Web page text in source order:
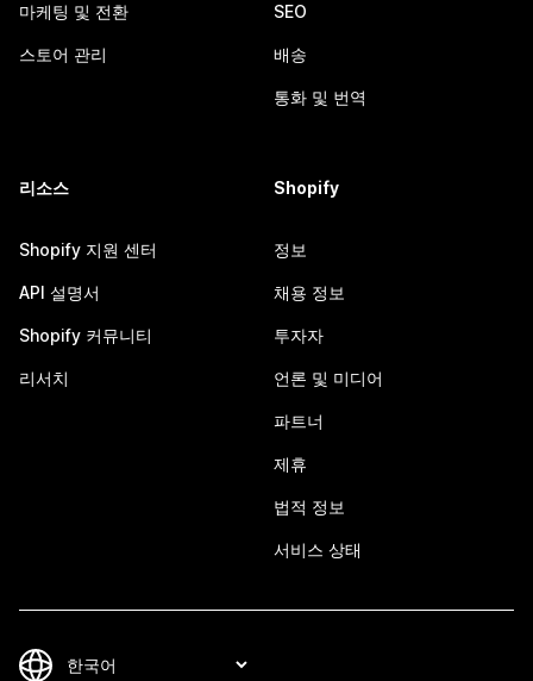
마케팅 및 전환
스토어 관리
SEO
배송
통화 및 번역
리소스
Shopify 지원 센터
API 설명서
Shopify 커뮤니티
리서치
Shopify
정보
채용 정보
투자자
언론 및 미디어
파트너
제휴
법적 정보
서비스 상태